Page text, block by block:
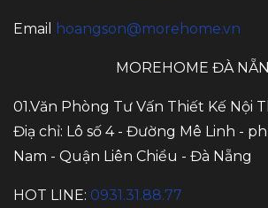
Email hoangson@morehome.vn
MOREHOME ĐÀ
01.Văn Phòng Tư Vấn Thiết Kế Nội
Điạ chỉ: Lô số 4 - Đường Mê Linh -
Nam - Quận Liên Chiểu - Đà Nẵng
HOT LINE: 0931.31.88.77